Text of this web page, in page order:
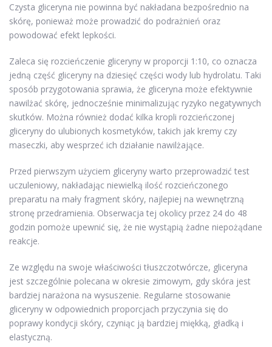
Czysta gliceryna nie powinna być nakładana bezpośrednio na
skórę, ponieważ może prowadzić do podrażnień oraz
powodować efekt lepkości.
Zaleca się rozcieńczenie gliceryny w proporcji 1:10, co oznacza
jedną część gliceryny na dziesięć części wody lub hydrolatu. Taki
sposób przygotowania sprawia, że gliceryna może efektywnie
nawilżać skórę, jednocześnie minimalizując ryzyko negatywnych
skutków. Można również dodać kilka kropli rozcieńczonej
gliceryny do ulubionych kosmetyków, takich jak kremy czy
maseczki, aby wesprzeć ich działanie nawilżające.
Przed pierwszym użyciem gliceryny warto przeprowadzić test
uczuleniowy, nakładając niewielką ilość rozcieńczonego
preparatu na mały fragment skóry, najlepiej na wewnętrzną
stronę przedramienia. Obserwacja tej okolicy przez 24 do 48
godzin pomoże upewnić się, że nie wystąpią żadne niepożądane
reakcje.
Ze względu na swoje właściwości tłuszczotwórcze, gliceryna
jest szczególnie polecana w okresie zimowym, gdy skóra jest
bardziej narażona na wysuszenie. Regularne stosowanie
gliceryny w odpowiednich proporcjach przyczynia się do
poprawy kondycji skóry, czyniąc ją bardziej miękką, gładką i
elastyczną.